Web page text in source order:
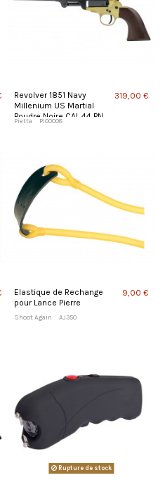
Revolver 1851 Navy
Millenium US Martial
Poudre Noire CAL 44 PN
Pietta PI00008
319,00 €
Elastique de Rechange
pour Lance Pierre
Shoot Again AJ350
9,00 €
Rupture de stock